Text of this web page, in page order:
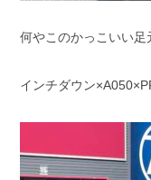
何やこのかっこいい足
インチダウン